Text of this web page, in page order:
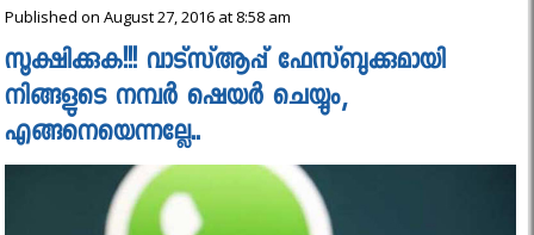
Published on August 27, 2016 at 8:58 am
സൂക്ഷിക്കുക!!! വാട്‌സ്ആപ്പ് ഫേസ്ബുക്കുമായി
നിങ്ങളുടെ നമ്പര്‍ ഷെയര്‍ ചെയ്യും,
എങ്ങനെയെന്നല്ലേ..